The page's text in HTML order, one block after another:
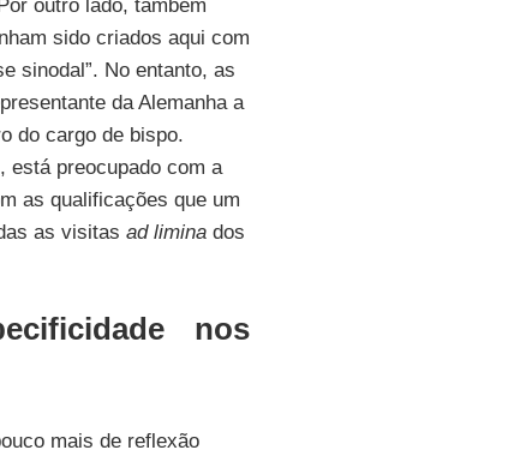
outro lado, também
sido criados aqui com
sinodal”. No entanto, as
da Alemanha a
do cargo de bispo.
está preocupado com a
as qualificações que um
as visitas ad liminados
nos
mais de reflexão